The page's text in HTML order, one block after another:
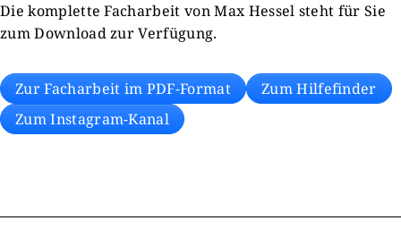
Die komplette Facharbeit von Max Hessel steht für Sie
zum Download zur Verfügung.
Zur Facharbeit im PDF-Format
Zum Hilfefinder
Zum Instagram-Kanal